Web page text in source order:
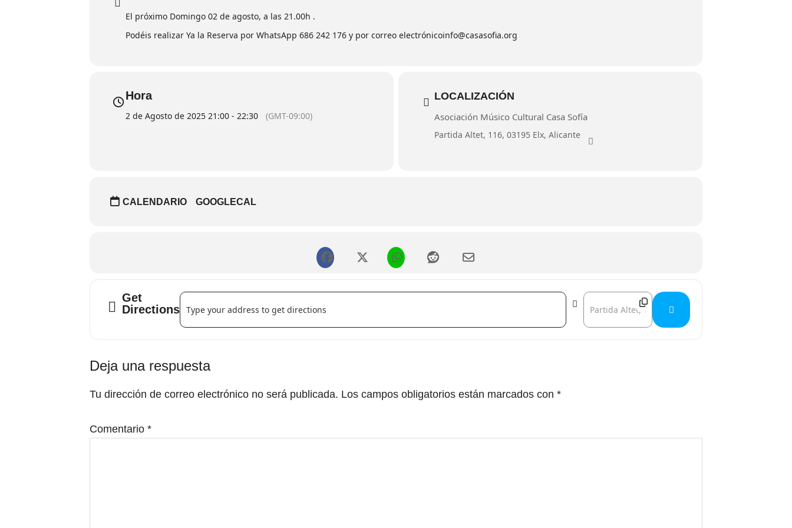
El próximo Domingo 02 de agosto, a las 21.00h .
Podéis realizar Ya la Reserva por WhatsApp 686 242 176 y por correo electrónicoinfo@casasofia.org
Hora
2 de Agosto de 2025 21:00 - 22:30 (GMT-09:00)
LOCALIZACIÓN
Asociación Músico Cultural Casa Sofía
Partida Altet, 116, 03195 Elx, Alicante
CALENDARIO GOOGLECAL
Get
Directions
Address - Gatetemón [] Destination Address - Gatetemón []
Interacciones
con
lectores
Deja una respuesta
Tu dirección de correo electrónico no será publicada. Los campos obligatorios están marcados con *
Comentario *